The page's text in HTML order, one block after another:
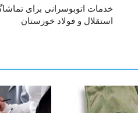
خدمات اتوبوسرانی برای
استقلال و فولاد خوزستان